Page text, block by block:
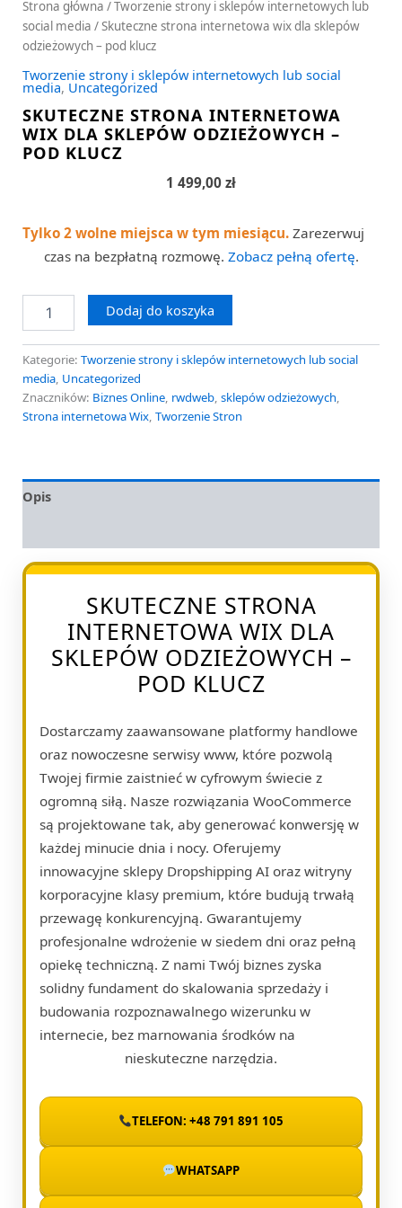
Strona główna /Tworzenie strony i sklepów internetowych lub
social media / Skuteczne strona internetowa wix dla sklepów
odzieżowych – pod klucz
Tworzenie strony i sklepów internetowych lub social
media, Uncategorized
SKUTECZNE STRONA INTERNETOWA
WIX DLA SKLEPÓW ODZIEŻOWYCH –
POD KLUCZ
1 499,00 zł
Tylko 2 wolne miejsca w tym miesiącu. Zarezerwuj
czas na bezpłatną rozmowę. Zobacz pełną ofertę.
Dodaj do koszyka
Kategorie: Tworzenie strony i sklepów internetowych lub social
media, Uncategorized
Znaczników: Biznes Online, rwdweb, sklepów odzieżowych,
Strona internetowa Wix, Tworzenie Stron
Opis
SKUTECZNE STRONA
INTERNETOWA WIX DLA
SKLEPÓW ODZIEŻOWYCH –
POD KLUCZ
Dostarczamy zaawansowane platformy handlowe
oraz nowoczesne serwisy www, które pozwolą
Twojej firmie zaistnieć w cyfrowym świecie z
ogromną siłą. Nasze rozwiązania WooCommerce
są projektowane tak, aby generować konwersję w
każdej minucie dnia i nocy. Oferujemy
innowacyjne sklepy Dropshipping AI oraz witryny
korporacyjne klasy premium, które budują trwałą
przewagę konkurencyjną. Gwarantujemy
profesjonalne wdrożenie w siedem dni oraz pełną
opiekę techniczną. Z nami Twój biznes zyska
solidny fundament do skalowania sprzedaży i
budowania rozpoznawalnego wizerunku w
internecie, bez marnowania środków na
nieskuteczne narzędzia.
TELEFON: +48 791 891 105
WHATSAPP